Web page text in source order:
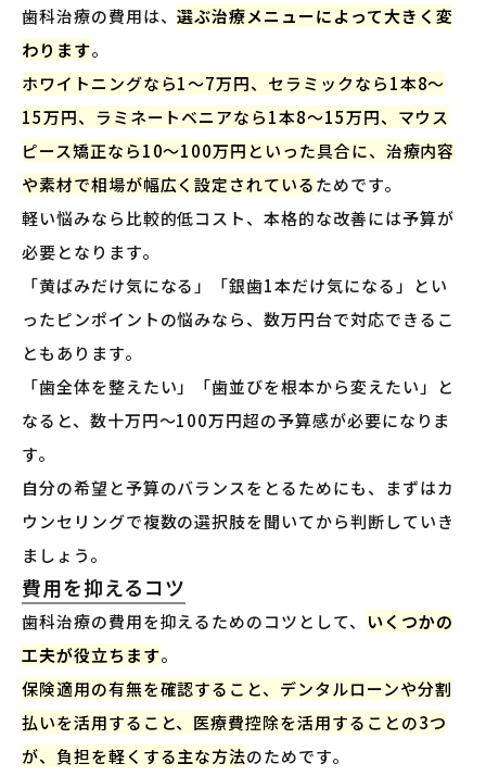
歯科治療の費用は、選ぶ治療メニューによって大きく変
わります。
ホワイトニングなら1〜7万円、セラミックなら1本8〜
15万円、ラミネートベニアなら1本8〜15万円、マウス
ピース矯正なら10〜100万円といった具合に、治療内容
や素材で相場が幅広く設定されているためです。
軽い悩みなら比較的低コスト、本格的な改善には予算が
必要となります。
「黄ばみだけ気になる」「銀歯1本だけ気になる」とい
ったピンポイントの悩みなら、数万円台で対応できるこ
ともあります。
「歯全体を整えたい」「歯並びを根本から変えたい」と
なると、数十万円〜100万円超の予算感が必要になりま
す。
自分の希望と予算のバランスをとるためにも、まずはカ
ウンセリングで複数の選択肢を聞いてから判断していき
ましょう。
費用を抑えるコツ
歯科治療の費用を抑えるためのコツとして、
いくつかの
工夫が役立ちます。
保険適用の有無を確認すること、デンタルローンや分割
払いを活用すること、医療費控除を活用することの3つ
が、負担を軽くする主な方法のためです。